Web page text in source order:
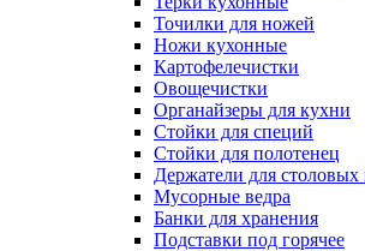
Точилки для ножей
Ножи кухонные
Картофелечистки
Овощечистки
Органайзеры для кухни
Стойки для специй
Стойки для полотенец
Держатели для столовых
Мусорные ведра
Банки для хранения
Подставки под горячее